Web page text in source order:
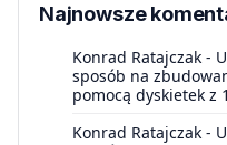
Najnowsze
Konrad Ratajczak -
sposób na
pomocą dyskietek z
Konrad Ratajczak -